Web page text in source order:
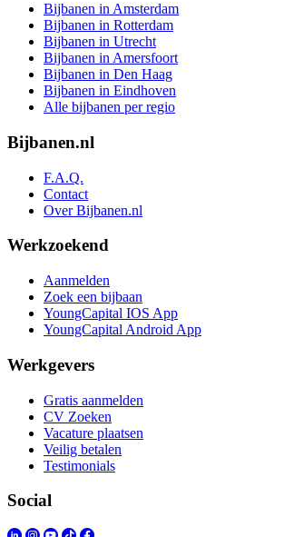
Bijbanen in Amsterdam
Bijbanen in Rotterdam
Bijbanen in Utrecht
Bijbanen in Amersfoort
Bijbanen in Den Haag
Bijbanen in Eindhoven
Alle bijbanen per regio
Bijbanen.nl
F.A.Q.
Contact
Over Bijbanen.nl
Werkzoekend
Aanmelden
Zoek een bijbaan
YoungCapital IOS App
YoungCapital Android App
Werkgevers
Gratis aanmelden
CV Zoeken
Vacature plaatsen
Veilig betalen
Testimonials
Social